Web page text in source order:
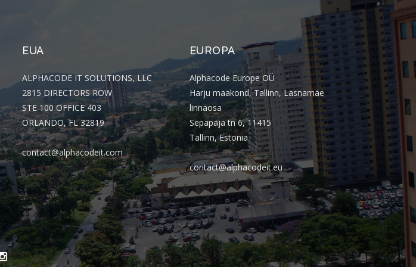
abril 2017
março 2017
fevereiro 2017
janeiro 2017
agosto 2016
julho 2016
junho 2016
fevereiro 2016
janeiro 2016
novembro 2015
Categorias
EUA
ALPHACODE IT SOLUTIONS, LLC
2815 DIRECTORS ROW
STE 100 OFFICE 403
ORLANDO, FL 32819
contact@alphacodeit.com
EUROPA
Alphacode Europe OÜ
Harju maakond, Tallinn, Lasnamäe
linnaosa
Sepapaja tn 6, 11415
Tallinn, Estonia
contact@alphacodeit.eu